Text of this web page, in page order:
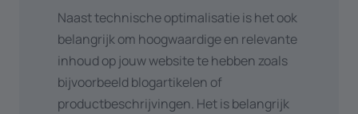
Naast technische optimalisatie is het ook
belangrijk om hoogwaardige en relevante
inhoud op jouw website te hebben zoals
bijvoorbeeld blogartikelen of
productbeschrijvingen. Het is belangrijk